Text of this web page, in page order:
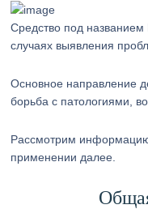
Средство под
случаях выявления
Основное направление
борьба с патологиями,
Рассмотрим
применении далее.